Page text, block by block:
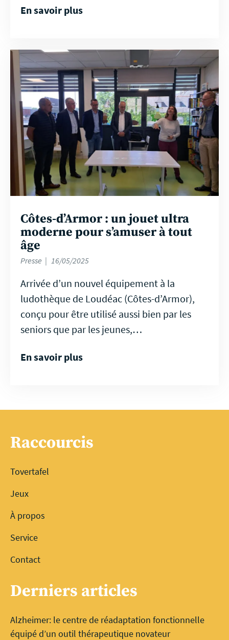
En savoir plus
Côtes-d’Armor : un jouet ultra
moderne pour s’amuser à tout
âge
Presse 16/05/2025
Arrivée d’un nouvel équipement à la
ludothèque de Loudéac (Côtes-d’Armor),
conçu pour être utilisé aussi bien par les
seniors que par les jeunes,…
En savoir plus
En
savoir
plus
Raccourcis
Tovertafel
Jeux
À propos
Service
Contact
Derniers articles
Alzheimer: le centre de réadaptation fonctionnelle
équipé d’un outil thérapeutique novateur